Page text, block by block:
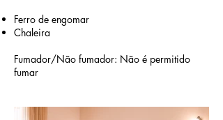
Ferro de engomar
Chaleira
Fumador/Não fumador: ​Não é permitido
fumar